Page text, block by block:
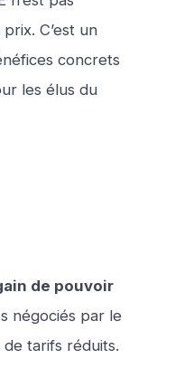
C’est un
concrets
les élus du
de pouvoir
négociés par le
tarifs réduits.